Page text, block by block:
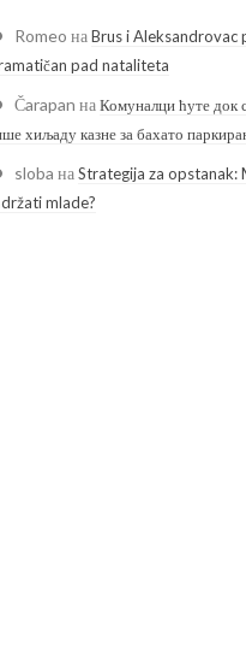
Romeo наBrus i Aleksandrovac
pad nataliteta
Čarapan наКомуналци ћуте док
хиљаду казне за бахато
sloba наStrategija za opstanak:
mlade?